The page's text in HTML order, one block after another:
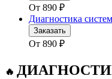
От 890 ₽
Диагностика систем
Заказать
От 890 ₽
🔥